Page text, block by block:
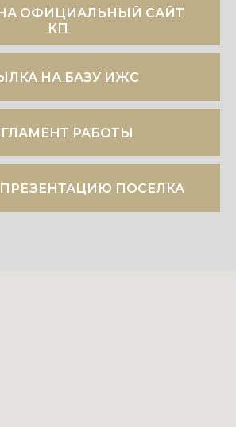
ОФИЦИАЛЬНЫЙ САЙТ
КП
НА БАЗУ ИЖС
РАБОТЫ
ПРЕЗЕНТАЦИЮ ПОСЕЛКА